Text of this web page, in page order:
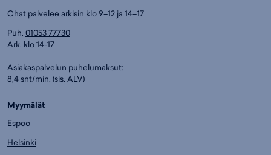
Chat palvelee arkisin klo 9–12 ja 14–17
Puh. 01053 77730
Ark. klo 14-17
Asiakaspalvelun puhelumaksut:
8,4 snt/min. (sis. ALV)
Myymälät
Espoo
Helsinki